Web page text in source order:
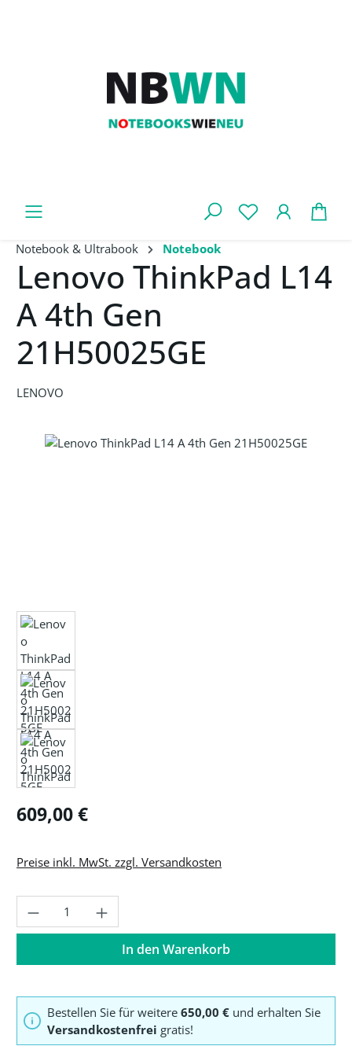
Notebook & Ultrabook Notebook
Lenovo ThinkPad L14
A 4th Gen
21H50025GE
LENOVO
Bildergalerie überspringen
Regulärer Preis:
609,00 €
Preise inkl. MwSt. zzgl. Versandkosten
Produkt Anzahl: Gib den gewünschten
In den Warenkorb
Bestellen Sie für weitere 650,00 € und erhalten Sie
Versandkostenfrei gratis!